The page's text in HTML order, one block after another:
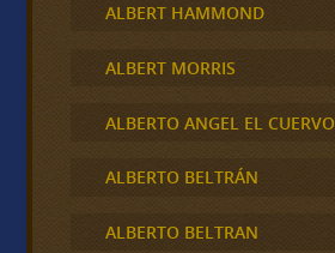
ALBERT HAMMOND
ALBERT MORRIS
ALBERTO ANGEL EL CUERVO
ALBERTO BELTRÁN
ALBERTO BELTRAN